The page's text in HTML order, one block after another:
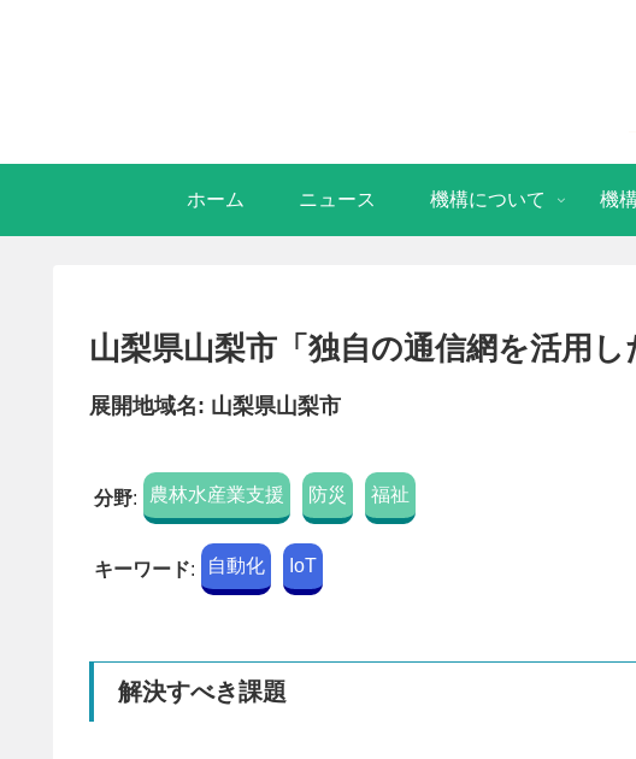
ホーム ニュース 機構について 機
山梨県山梨市「独自の通信網を活用し
展開地域名: 山梨県山梨市
分野: 農林水産業支援 防災 福祉
キーワード: 自動化 IoT
解決すべき課題